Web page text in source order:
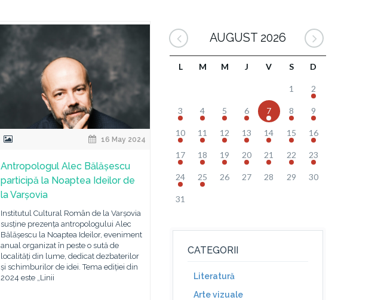
16 May 2024
Antropologul Alec Bălășescu
participă la Noaptea Ideilor de
la Varșovia
Institutul Cultural Român de la Varșovia
susține prezența antropologului Alec
Bălășescu la Noaptea Ideilor, eveniment
anual organizat în peste o sută de
localități din lume, dedicat dezbaterilor
și schimburilor de idei. Tema ediției din
2024 este „Linii
AUGUST 2026
L M M J V S D
1 2
3 4 5 6 7 8 9
10 11 12 13 14 15 16
17 18 19 20 21 22 23
24 25 26 27 28 29 30
31
CATEGORII
Literatură
Arte vizuale